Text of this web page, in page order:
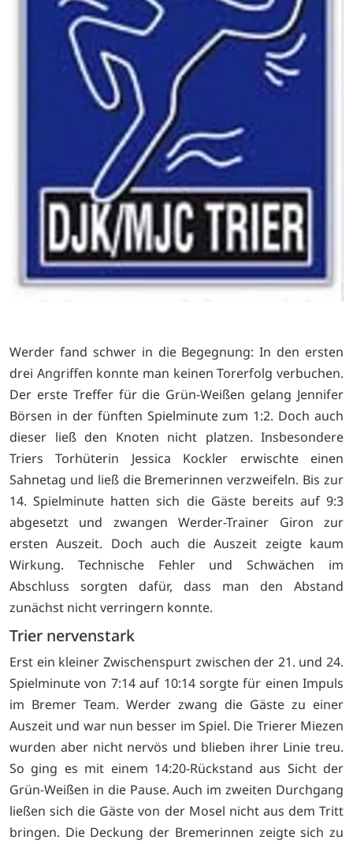
Werder fand schwer in die Begegnung: In den ersten
drei Angriffen konnte man keinen Torerfolg verbuchen.
Der erste Treffer für die Grün-Weißen gelang Jennifer
Börsen in der fünften Spielminute zum 1:2. Doch auch
dieser ließ den Knoten nicht platzen. Insbesondere
Triers Torhüterin Jessica Kockler erwischte einen
Sahnetag und ließ die Bremerinnen verzweifeln. Bis zur
14. Spielminute hatten sich die Gäste bereits auf 9:3
abgesetzt und zwangen Werder-Trainer Giron zur
ersten Auszeit. Doch auch die Auszeit zeigte kaum
Wirkung. Technische Fehler und Schwächen im
Abschluss sorgten dafür, dass man den Abstand
zunächst nicht verringern konnte.
Trier nervenstark
Erst ein kleiner Zwischenspurt zwischen der 21. und 24.
Spielminute von 7:14 auf 10:14 sorgte für einen Impuls
im Bremer Team. Werder zwang die Gäste zu einer
Auszeit und war nun besser im Spiel. Die Trierer Miezen
wurden aber nicht nervös und blieben ihrer Linie treu.
So ging es mit einem 14:20-Rückstand aus Sicht der
Grün-Weißen in die Pause. Auch im zweiten Durchgang
ließen sich die Gäste von der Mosel nicht aus dem Tritt
bringen. Die Deckung der Bremerinnen zeigte sich zu